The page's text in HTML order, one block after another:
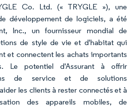
Co. Ltd. (« TRYGLE »), une
développement de logiciels, a été
Inc., un fournisseur mondial de
de style de vie et d'habitat qui
et connectent les achats importants
Le potentiel d'Assurant à offrir
de service et de solutions
les clients à rester connectés et à
des appareils mobiles, de